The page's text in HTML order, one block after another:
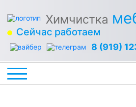
Химчистка
Сейчас работаем
8 (919)